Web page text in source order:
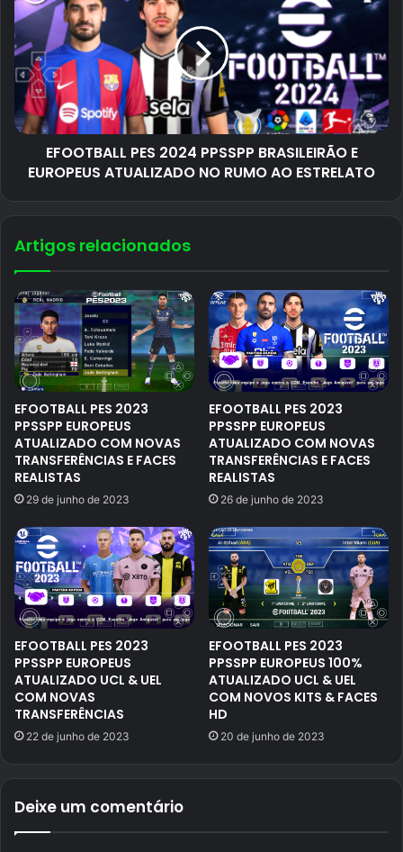
EFOOTBALL PES 2024 PPSSPP BRASILEIRÃO E
EUROPEUS ATUALIZADO NO RUMO AO ESTRELATO
Artigos relacionados
EFOOTBALL PES 2023
PPSSPP EUROPEUS
ATUALIZADO COM NOVAS
TRANSFERÊNCIAS E FACES
REALISTAS
29 de junho de 2023
EFOOTBALL PES 2023
PPSSPP EUROPEUS
ATUALIZADO COM NOVAS
TRANSFERÊNCIAS E FACES
REALISTAS
26 de junho de 2023
EFOOTBALL PES 2023
PPSSPP EUROPEUS
ATUALIZADO UCL & UEL
COM NOVAS
TRANSFERÊNCIAS
22 de junho de 2023
EFOOTBALL PES 2023
PPSSPP EUROPEUS 100%
ATUALIZADO UCL & UEL
COM NOVOS KITS & FACES
HD
20 de junho de 2023
Deixe um comentário